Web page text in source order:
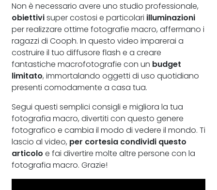
Non è necessario avere uno studio professionale,
obiettivisuper costosi e particolari illuminazioni
per realizzare ottime fotografie macro, affermano i
ragazzi di Cooph. In questo video imparerai a
costruire il tuo diffusore flash e a creare
fantastiche macrofotografie con un budget
limitato, immortalando oggetti di uso quotidiano
presenti comodamente a casa tua.
Segui questi semplici consigli e migliora la tua
fotografia macro, divertiti con questo genere
fotografico e cambia il modo di vedere il mondo. Ti
lascio al video, per cortesia condividi questo
articolo e fai divertire molte altre persone con la
fotografia macro. Grazie!